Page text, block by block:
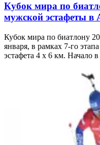
Кубок мира по
мужской эстафеты в
Кубок мира по биатлону
января, в рамках 7-го
эстафета 4 x 6 км. Начало